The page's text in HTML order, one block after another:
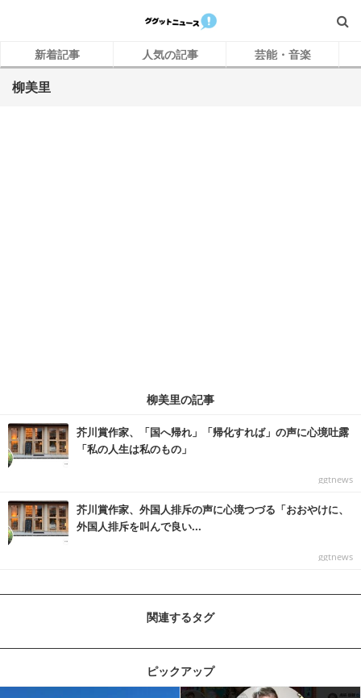
新着記事 人気の記事 芸能・音楽
柳美里
柳美里の記事
芥川賞作家、「国へ帰れ」「帰化すれば」の声に心境吐露
「私の人生は私のもの」
ggtnews
芥川賞作家、外国人排斥の声に心境つづる「おおやけに、
外国人排斥を叫んで良い...
ggtnews
関連するタグ
ピックアップ